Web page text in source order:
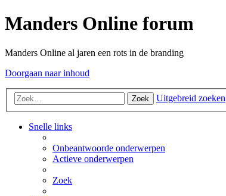
Manders Online forum
Manders Online al jaren een rots in de branding
Doorgaan naar inhoud
Zoek Uitgebreid zoeken
Snelle links
Onbeantwoorde onderwerpen
Actieve onderwerpen
Zoek